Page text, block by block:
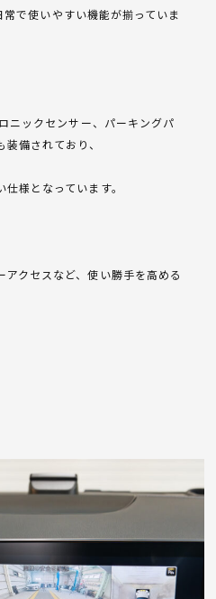
で使いやすい機能が揃っていま
ニックセンサー、パーキングパ
備されており、
様となっています。
クセスなど、使い勝手を高める